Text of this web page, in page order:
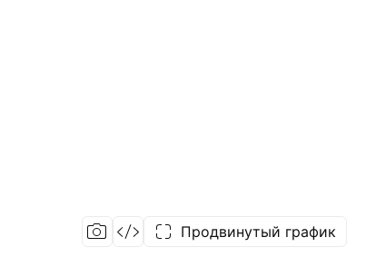
Продвинутый график